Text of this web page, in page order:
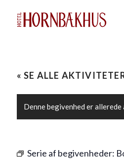
« SE ALLE
Denne begivenhed er
Serie af begivenheder: